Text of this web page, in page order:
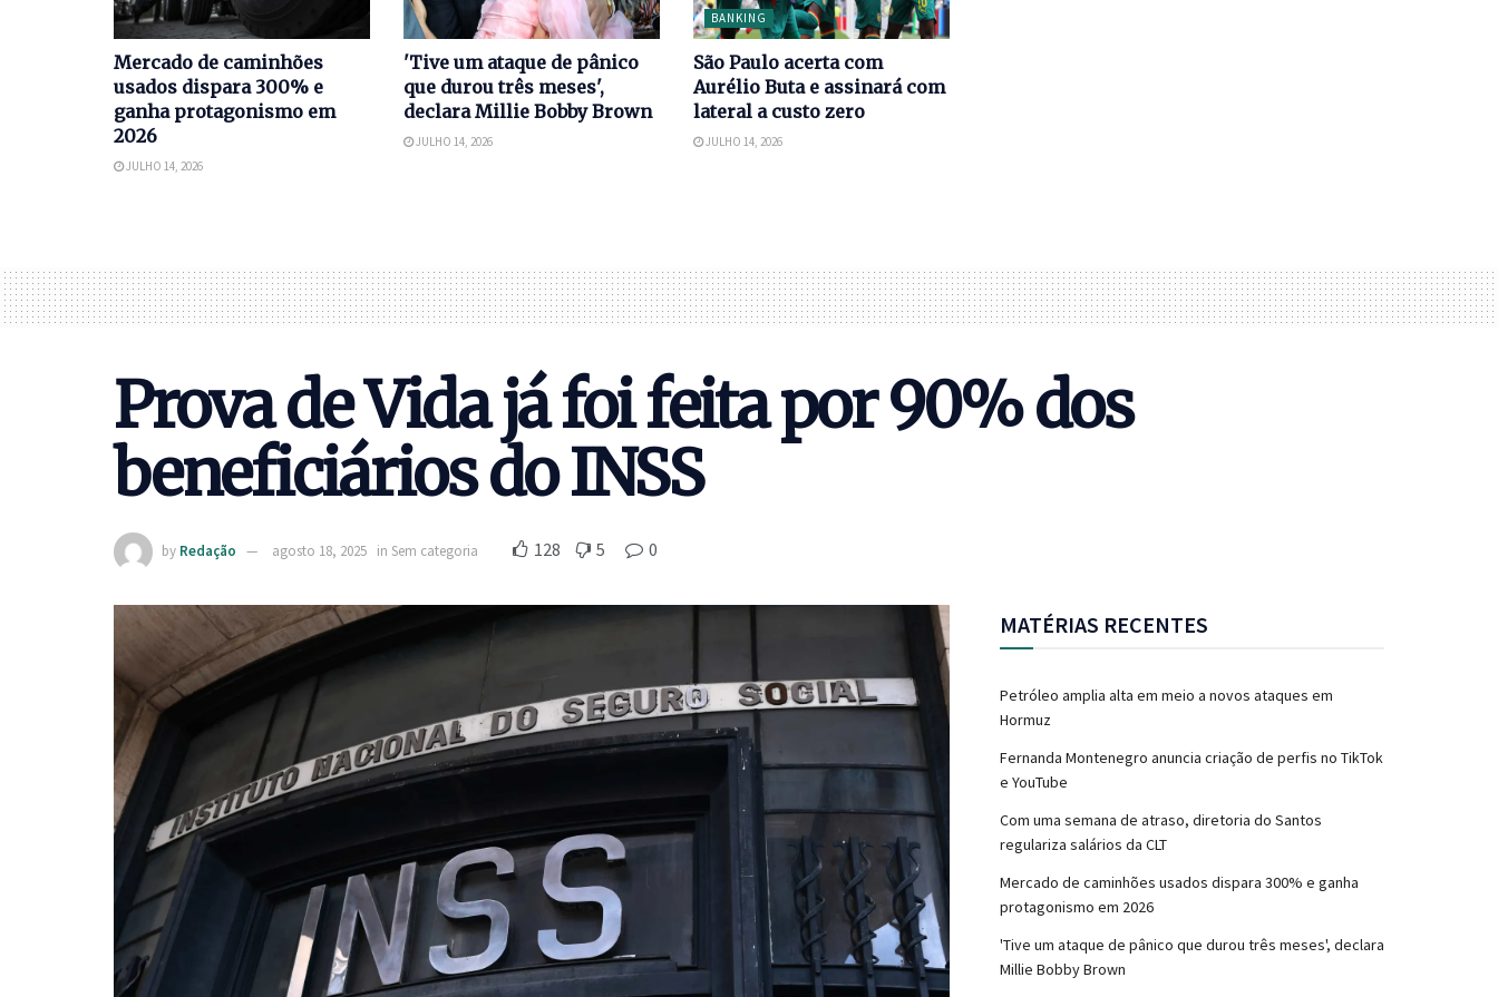
Mercado de caminhões
usados dispara 300% e
ganha protagonismo em
2026
JULHO 14, 2026
'Tive um ataque de pânico
que durou três meses',
declara Millie Bobby Brown
JULHO 14, 2026
BANKING
São Paulo acerta com
Aurélio Buta e assinará com
lateral a custo zero
JULHO 14, 2026
Prova de Vida já foi feita por 90% dos
beneficiários do INSS
by Redação agosto 18, 2025 in Sem categoria 128 5 0
MATÉRIAS RECENTES
Petróleo amplia alta em meio a novos ataques em
Hormuz
Fernanda Montenegro anuncia criação de perfis no TikTok
e YouTube
Com uma semana de atraso, diretoria do Santos
regulariza salários da CLT
Mercado de caminhões usados dispara 300% e ganha
protagonismo em 2026
'Tive um ataque de pânico que durou três meses', declara
Millie Bobby Brown